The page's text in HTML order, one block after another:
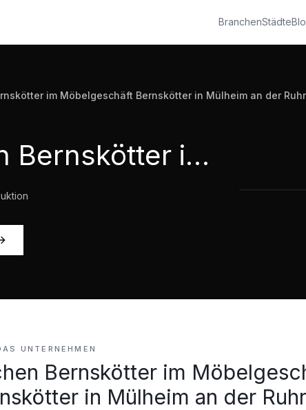
BranchenStädte
im Möbelgeschäft Bernskötter in Mülheim an der Ruhr
Küchen Bernskötter im Möbelgeschäft Bernskötter in Mülheim an der Ruhr
UNTERNEHMEN
Bernskötter im
in Mülheim an der Ruhr